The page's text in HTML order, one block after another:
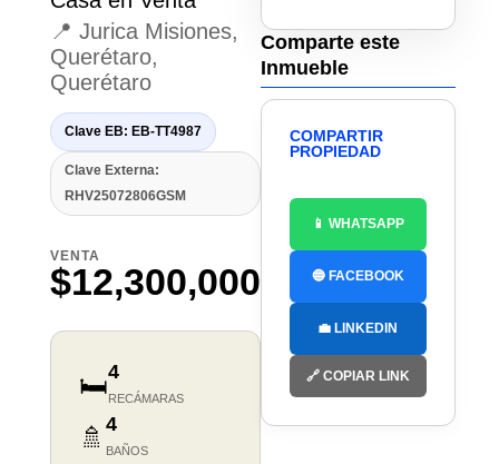
📍 Jurica Misiones,
Querétaro,
Querétaro
Clave EB: EB-TT4987
Clave Externa:
RHV25072806GSM
VENTA
$12,300,000
🛏️4
RECÁMARAS
🚿 4
BAÑOS
Comparte este
Inmueble
COMPARTIR
PROPIEDAD
📱 WHATSAPP
🔵 FACEBOOK
💼 LINKEDIN
🔗 COPIAR LINK